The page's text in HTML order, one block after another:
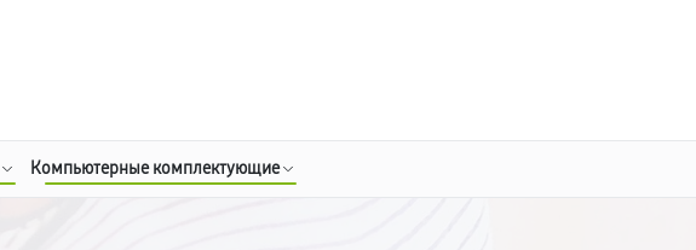
Компьютерные комплектующие